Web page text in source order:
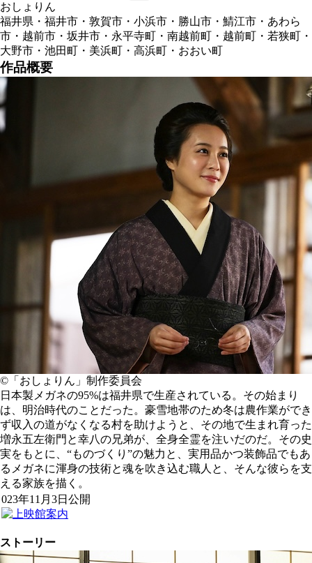
おしょりん
福井県・福井市・敦賀市・小浜市・勝山市・鯖江市・あわら
市・越前市・坂井市・永平寺町・南越前町・越前町・若狭町・
大野市・池田町・美浜町・高浜町・おおい町
作品概要
©「おしょりん」制作委員会
日本製メガネの95%は福井県で生産されている。その始まり
は、明治時代のことだった。豪雪地帯のため冬は農作業ができ
ず収入の道がなくなる村を助けようと、その地で生まれ育った
増永五左衛門と幸八の兄弟が、全身全霊を注いだのだ。その史
実をもとに、“ものづくり”の魅力と、実用品かつ装飾品でもあ
るメガネに渾身の技術と魂を吹き込む職人と、そんな彼らを支
える家族を描く。
023年11月3日公開
ストーリー